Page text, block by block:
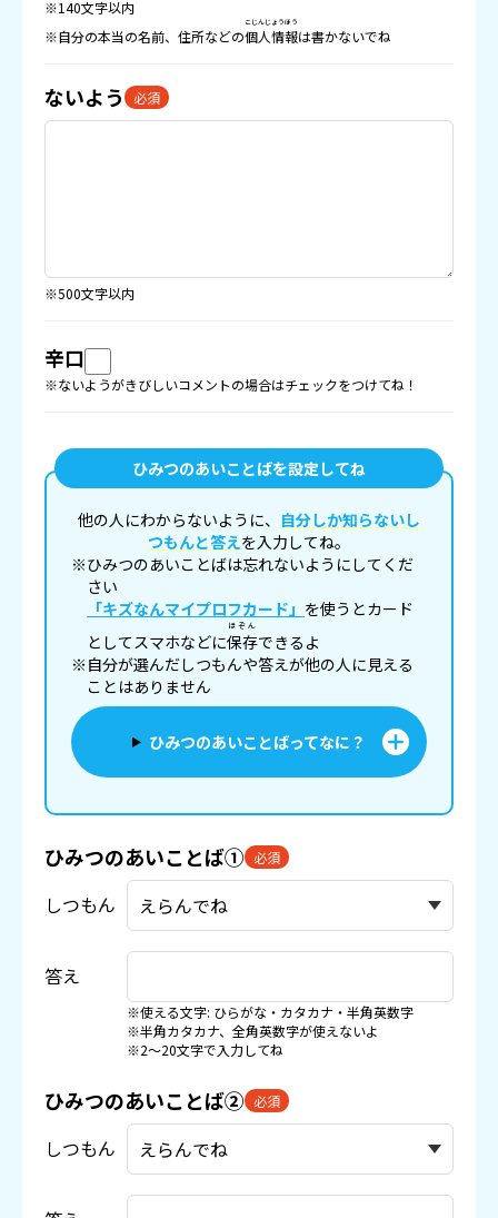
※140文字以内
※自分の本当の名前、住所などの個人情報
こじんじょうほう
は書かないでね
ないよう 必須
※500文字以内
辛口
※ないようがきびしいコメントの場合はチェックをつけてね！
ひみつのあいことばを設定してね
他の人にわからないように、 自分しか知らないし
つもんと答えを入力してね。
※ひみつのあいことばは忘れないようにしてくだ
さい
「キズなんマイプロフカード」 を使うとカード
としてスマホなどに保存
ほぞん
できるよ
※自分が選んだしつもんや答えが他の人に見える
ことはありません
ひみつのあいことばってなに？
ひみつのあいことば① 必須
しつもん
答え
※使える文字: ひらがな・カタカナ・半角英数字
※半角カタカナ、全角英数字が使えないよ
※2〜20文字で入力してね
ひみつのあいことば② 必須
しつもん